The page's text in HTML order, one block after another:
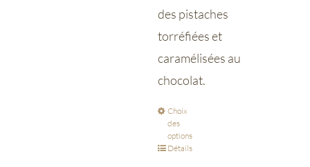
des pistaches
torréfiées et
caramélisées au
chocolat.
Choix
des
options
Détails